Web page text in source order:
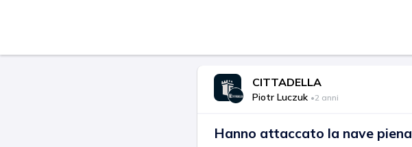
CITTADELLA
Piotr Luczuk •2 anni
Hanno attaccato la nave